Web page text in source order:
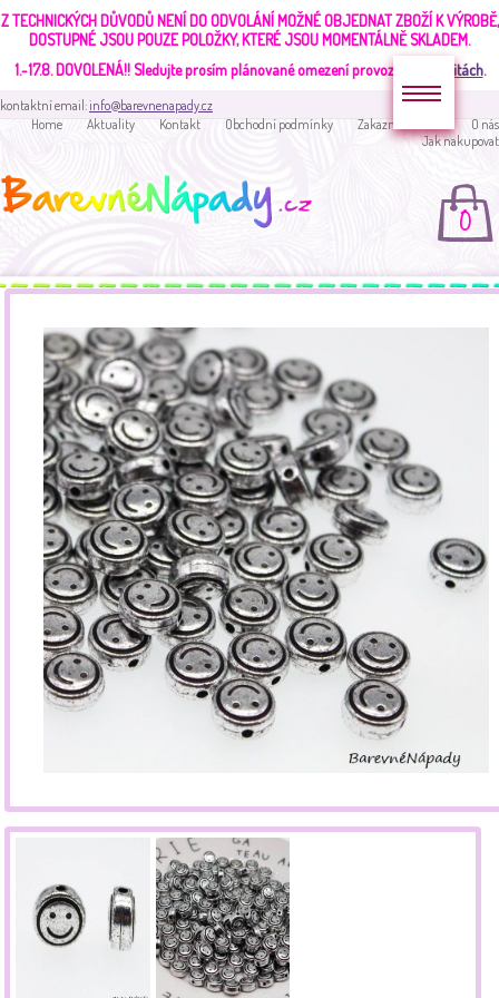
Z TECHNICKÝCH DŮVODŮ NENÍ DO ODVOLÁNÍ MOŽNÉ OBJEDNAT ZBOŽÍ K VÝROBĚ,
DOSTUPNÉ JSOU POUZE POLOŽKY, KTERÉ JSOU MOMENTÁLNĚ SKLADEM.
1.-17.8. DOVOLENÁ!!Sledujte prosím plánované omezení provozu v aktualitách.
kontaktní email:info@barevnenapady.cz
Home
Aktuality Kontakt Obchodní podmínky Zakaznická sekce
O nás
Jak nakupovat
0